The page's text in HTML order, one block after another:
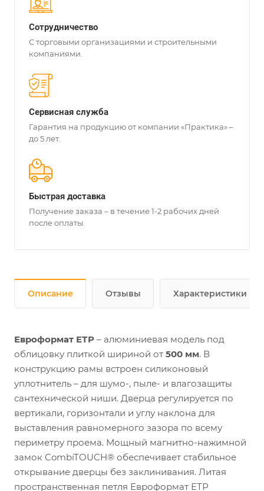
Сотрудничество
С торговыми организациями и строительными
компаниями.
Сервисная служба
Гарантия на продукцию от компании «Практика» –
до 5 лет.
Быстрая доставка
Получение заказа – в течение 1-2 рабочих дней
после оплаты.
Описание Отзывы Характеристики
Евроформат ЕТР – алюминиевая модель под
облицовку плиткой шириной от 500 мм. В
конструкцию рамы встроен силиконовый
уплотнитель – для шумо-, пыле- и влагозащиты
сантехнической ниши. Дверца регулируется по
вертикали, горизонтали и углу наклона для
выставления равномерного зазора по всему
периметру проема. Мощный магнитно-нажимной
замок CombiTOUCH® обеспечивает стабильное
открывание дверцы без заклинивания. Литая
пространственная петля Евроформат ЕТР